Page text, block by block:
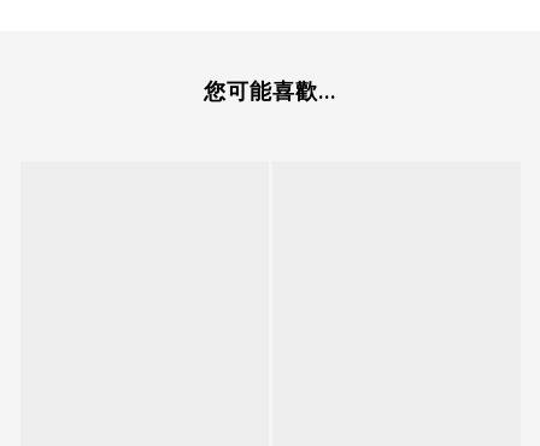
您可能喜歡...